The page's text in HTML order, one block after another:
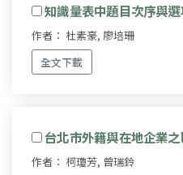
知識量表中題目次序與
作者： 杜素豪, 廖培珊
全文下載
台北市外籍與在地企業
作者： 柯瓊芳, 曾瑞鈴